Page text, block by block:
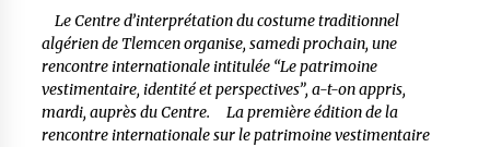
Le Centre d’interprétation du costume traditionnel
algérien de Tlemcen organise, samedi prochain, une
rencontre internationale intitulée “Le patrimoine
vestimentaire, identité et perspectives”, a-t-on appris,
mardi, auprès du Centre. La première édition de la
rencontre internationale sur le patrimoine vestimentaire